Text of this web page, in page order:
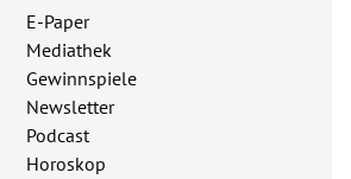
E-Paper
Mediathek
Gewinnspiele
Newsletter
Podcast
Horoskop